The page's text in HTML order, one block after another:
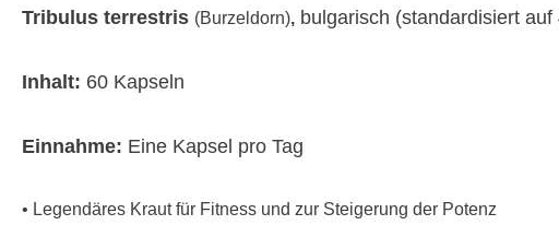
Tribulus terrestris (Burzeldorn), bulgarisch (standardisiert
Inhalt: 60 Kapseln
Einnahme: Eine Kapsel pro Tag
• Legendäres Kraut für Fitness und zur Steigerung der Potenz